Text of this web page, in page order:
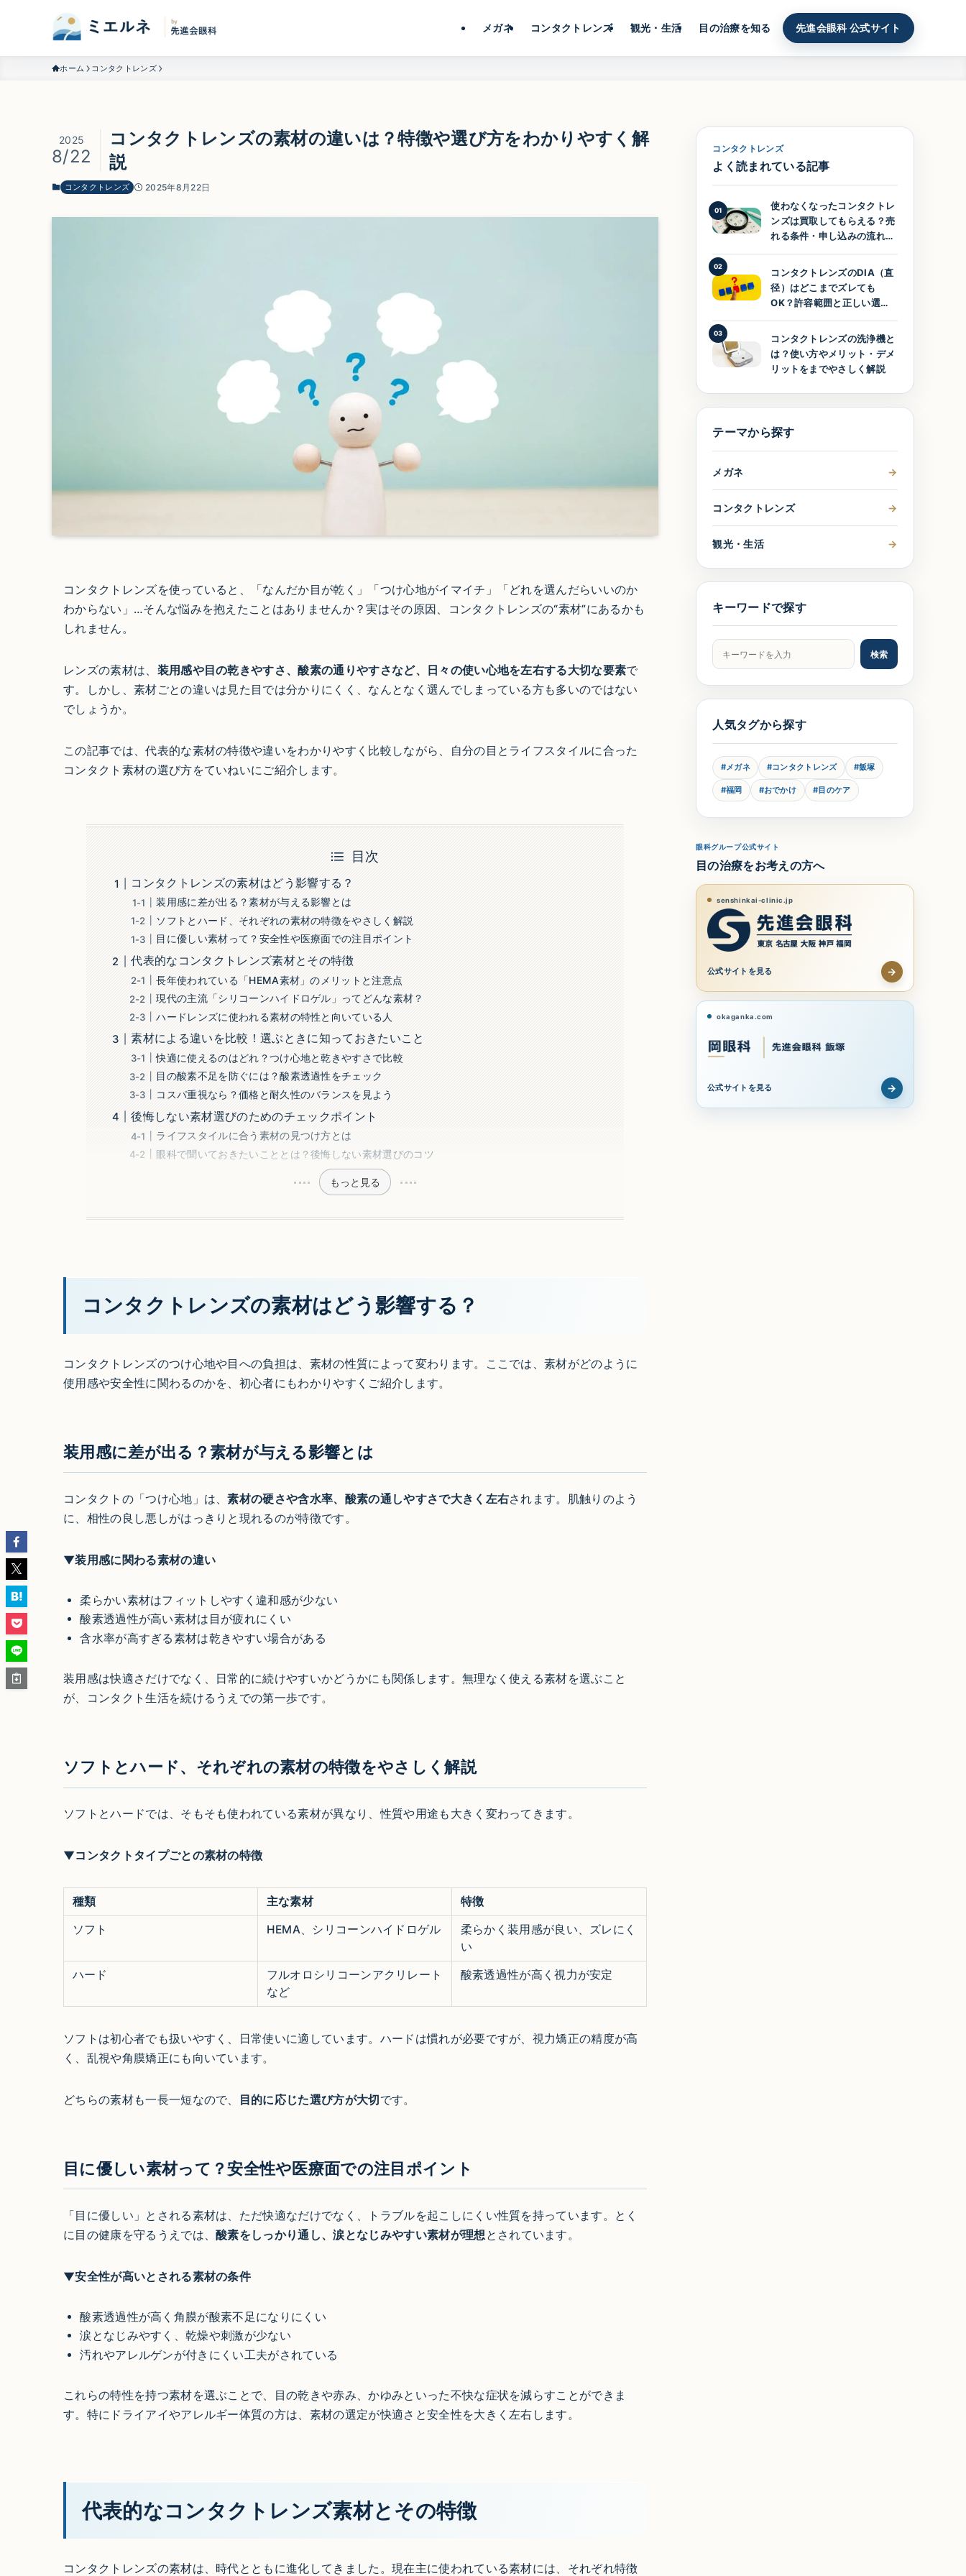
メガネ コンタクトレンズ 観光・生活 目の治療を知る 先進会眼科 公式サイト
ホーム コンタクトレンズ
コンタクトレンズの素材の違いは？特徴や選び方をわかりやすく解
説
2025
8/22
コンタクトレンズ 2025年8月22日
コンタクトレンズを使っていると、「なんだか目が乾く」「つけ心地がイマイチ」「どれを選んだらいいのか
わからない」…そんな悩みを抱えたことはありませんか？実はその原因、コンタクトレンズの“素材”にあるかも
しれません。
レンズの素材は、 装用感や目の乾きやすさ、酸素の通りやすさなど、日々の使い心地を左右する大切な要素で
す。しかし、素材ごとの違いは見た目では分かりにくく、なんとなく選んでしまっている方も多いのではない
でしょうか。
この記事では、代表的な素材の特徴や違いをわかりやすく比較しながら、自分の目とライフスタイルに合った
コンタクト素材の選び方をていねいにご紹介します。
目次
コンタクトレンズの素材はどう影響する？
装用感に差が出る？素材が与える影響とは
ソフトとハード、それぞれの素材の特徴をやさしく解説
目に優しい素材って？安全性や医療面での注目ポイント
代表的なコンタクトレンズ素材とその特徴
長年使われている「HEMA素材」のメリットと注意点
現代の主流「シリコーンハイドロゲル」ってどんな素材？
ハードレンズに使われる素材の特性と向いている人
素材による違いを比較！選ぶときに知っておきたいこと
快適に使えるのはどれ？つけ心地と乾きやすさで比較
目の酸素不足を防ぐには？酸素透過性をチェック
コスパ重視なら？価格と耐久性のバランスを見よう
後悔しない素材選びのためのチェックポイント
ライフスタイルに合う素材の見つけ方とは
眼科で聞いておきたいこととは？後悔しない素材選びのコツ
もっと見る
コンタクトレンズの素材はどう影響する？
コンタクトレンズのつけ心地や目への負担は、素材の性質によって変わります。ここでは、素材がどのように
使用感や安全性に関わるのかを、初心者にもわかりやすくご紹介します。
装用感に差が出る？素材が与える影響とは
コンタクトの「つけ心地」は、素材の硬さや含水率、酸素の通しやすさで大きく左右されます。肌触りのよう
に、相性の良し悪しがはっきりと現れるのが特徴です。
▼装用感に関わる素材の違い
柔らかい素材はフィットしやすく違和感が少ない
酸素透過性が高い素材は目が疲れにくい
含水率が高すぎる素材は乾きやすい場合がある
装用感は快適さだけでなく、日常的に続けやすいかどうかにも関係します。無理なく使える素材を選ぶこと
が、コンタクト生活を続けるうえでの第一歩です。
ソフトとハード、それぞれの素材の特徴をやさしく解説
ソフトとハードでは、そもそも使われている素材が異なり、性質や用途も大きく変わってきます。
▼コンタクトタイプごとの素材の特徴
種類 主な素材 特徴
ソフト HEMA、シリコーンハイドロゲル
柔らかく装用感が良い、ズレにく
い
ハード
フルオロシリコーンアクリレート
など
酸素透過性が高く視力が安定
ソフトは初心者でも扱いやすく、日常使いに適しています。ハードは慣れが必要ですが、視力矯正の精度が高
く、乱視や角膜矯正にも向いています。
どちらの素材も一長一短なので、 目的に応じた選び方が大切です。
目に優しい素材って？安全性や医療面での注目ポイント
「目に優しい」とされる素材は、ただ快適なだけでなく、トラブルを起こしにくい性質を持っています。とく
に目の健康を守るうえでは、酸素をしっかり通し、涙となじみやすい素材が理想 とされています。
▼安全性が高いとされる素材の条件
酸素透過性が高く角膜が酸素不足になりにくい
涙となじみやすく、乾燥や刺激が少ない
汚れやアレルゲンが付きにくい工夫がされている
これらの特性を持つ素材を選ぶことで、目の乾きや赤み、かゆみといった不快な症状を減らすことができま
す。特にドライアイやアレルギー体質の方は、素材の選定が快適さと安全性を大きく左右します。
代表的なコンタクトレンズ素材とその特徴
コンタクトレンズの素材は、時代とともに進化してきました。現在主に使われている素材には、それぞれ特徴
コンタクトレンズ
よく読まれている記事
01
使わなくなったコンタクトレ
ンズは買取してもらえる？売
れる条件・申し込みの流れを
02
コンタクトレンズのDIA（直
径）はどこまでズレても
OK？許容範囲と正しい選び
03
コンタクトレンズの洗浄機と
は？使い方やメリット・デメ
リットをまでやさしく解説
テーマから探す
メガネ →
コンタクトレンズ →
観光・生活 →
キーワードで探す
記事をキーワードで検索
検索
人気タグから探す
#メガネ #コンタクトレンズ #飯塚
#福岡 #おでかけ #目のケア
眼科グループ公式サイト
目の治療をお考えの方へ
senshinkai-clinic.jp
公式サイトを見る →
okaganka.com
公式サイトを見る →